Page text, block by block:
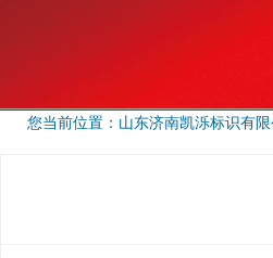
您当前位置： 山东济南凯泺标识有限